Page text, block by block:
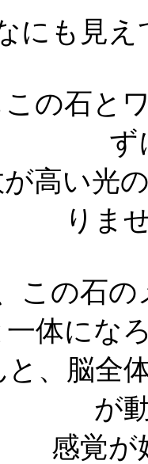
にも見え
この石と
ず
高い光
りま
この石
一体にな
、脳全
が
感覚が